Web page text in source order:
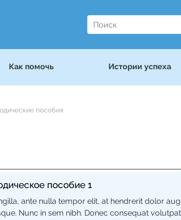
Как помочь Истории успеха
пособия
пособие 1
ante nulla tempor elit, at hendrerit dolor
Nunc in sem nibh. Donec consequat volutpat